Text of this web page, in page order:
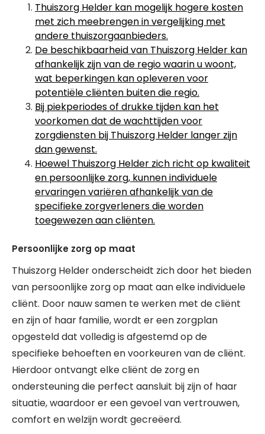
Thuiszorg Helder kan mogelijk hogere kosten
met zich meebrengen in vergelijking met
andere thuiszorgaanbieders.
De beschikbaarheid van Thuiszorg Helder kan
afhankelijk zijn van de regio waarin u woont,
wat beperkingen kan opleveren voor
potentiële cliënten buiten die regio.
Bij piekperiodes of drukke tijden kan het
voorkomen dat de wachttijden voor
zorgdiensten bij Thuiszorg Helder langer zijn
dan gewenst.
Hoewel Thuiszorg Helder zich richt op kwaliteit
en persoonlijke zorg, kunnen individuele
ervaringen variëren afhankelijk van de
specifieke zorgverleners die worden
toegewezen aan cliënten.
Persoonlijke zorg op maat
Thuiszorg Helder onderscheidt zich door het bieden
van persoonlijke zorg op maat aan elke individuele
cliënt. Door nauw samen te werken met de cliënt
en zijn of haar familie, wordt er een zorgplan
opgesteld dat volledig is afgestemd op de
specifieke behoeften en voorkeuren van de cliënt.
Hierdoor ontvangt elke cliënt de zorg en
ondersteuning die perfect aansluit bij zijn of haar
situatie, waardoor er een gevoel van vertrouwen,
comfort en welzijn wordt gecreëerd.